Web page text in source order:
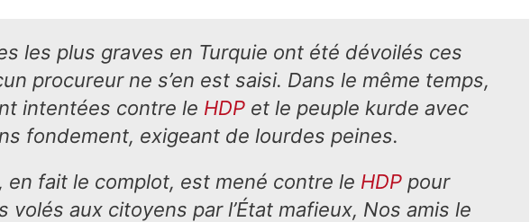
les plus graves en Turquie ont été dévoilés ces
procureur ne s’en est saisi. Dans le même temps,
intentées contre le HDP et le peuple kurde avec
fondement, exigeant de lourdes peines.
en fait le complot, est mené contre le HDP pour
volés aux citoyens par l’État mafieux, Nos amis le